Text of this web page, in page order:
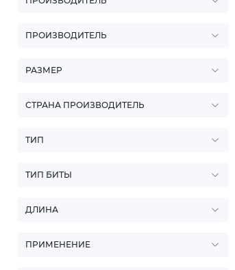
ПРОИЗВОДИТЕЛЬ
РАЗМЕР
СТРАНА ПРОИЗВОДИТЕЛЬ
ТИП
ТИП БИТЫ
ДЛИНА
ПРИМЕНЕНИЕ